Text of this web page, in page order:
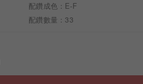
配鑽成色：E-F
配鑽數量：33